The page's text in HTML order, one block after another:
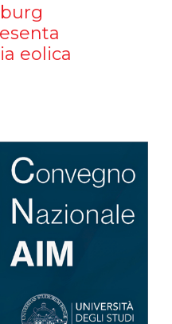
eolica